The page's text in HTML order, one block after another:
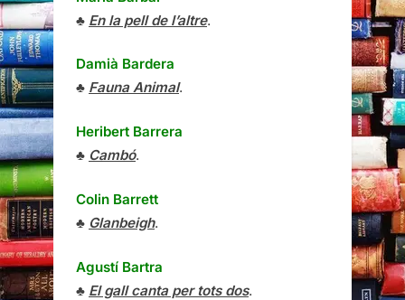
♣ En la pell de l’altre.
Damià Bardera
♣ Fauna Animal.
Heribert Barrera
♣ Cambó.
Colin Barrett
♣ Glanbeigh.
Agustí Bartra
♣ El gall canta per tots dos.